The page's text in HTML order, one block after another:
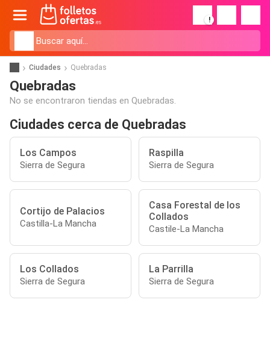
!
Ciudades Quebradas
Quebradas
No se encontraron tiendas en Quebradas.
Ciudades cerca de Quebradas
Los Campos
Sierra de Segura
Raspilla
Sierra de Segura
Cortijo de Palacios
Castilla-La Mancha
Casa Forestal de los
Collados
Castile-La Mancha
Los Collados
Sierra de Segura
La Parrilla
Sierra de Segura